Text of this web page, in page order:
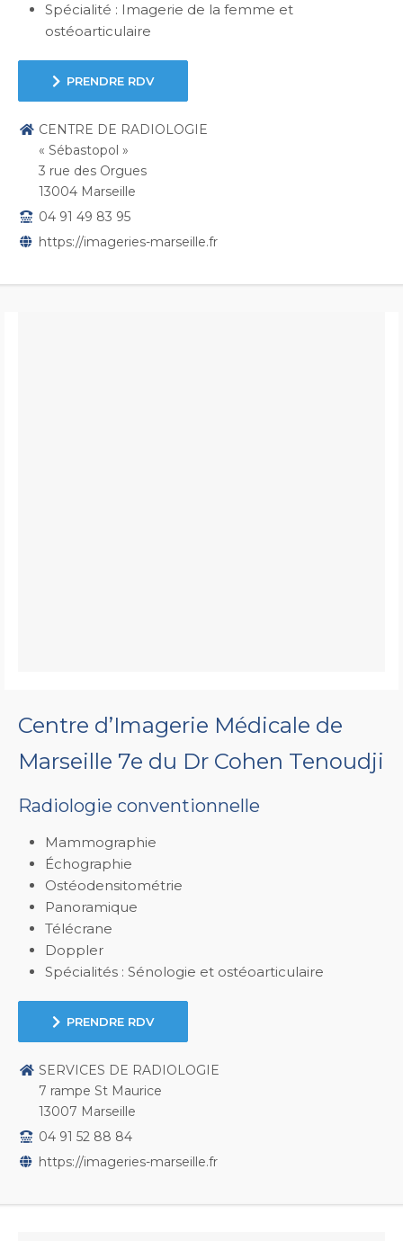
Spécialité : Imagerie de la femme et
ostéoarticulaire
PRENDRE RDV
CENTRE DE RADIOLOGIE
« Sébastopol »
3 rue des Orgues
13004 Marseille
04 91 49 83 95
https://imageries-marseille.fr
Centre d’Imagerie Médicale de
Marseille 7e du Dr Cohen Tenoudji
Radiologie conventionnelle
Mammographie
Échographie
Ostéodensitométrie
Panoramique
Télécrane
Doppler
Spécialités : Sénologie et ostéoarticulaire
PRENDRE RDV
SERVICES DE RADIOLOGIE
7 rampe St Maurice
13007 Marseille
04 91 52 88 84
https://imageries-marseille.fr